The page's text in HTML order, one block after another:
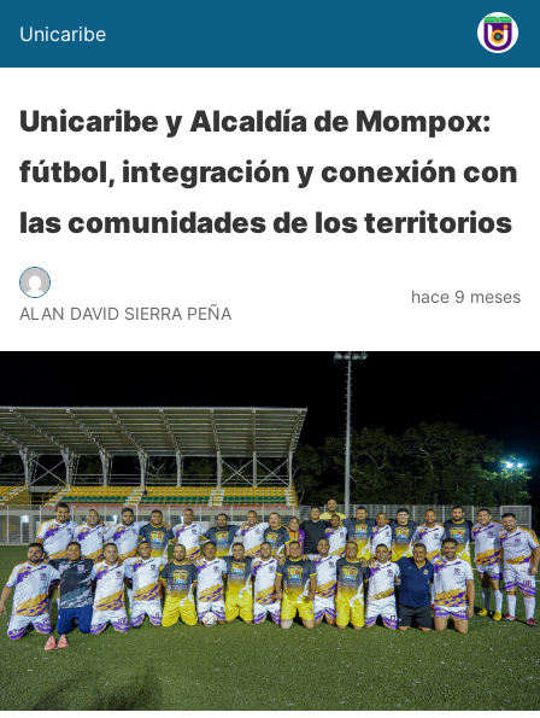
Unicaribe
Unicaribe y Alcaldía de Mompox:
fútbol, integración y conexión con
las comunidades de los territorios
ALAN DAVID SIERRA PEÑA
hace 9 meses